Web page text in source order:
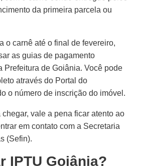
da primeira parcela ou
o carnê até o final de fevereiro,
as guias de pagamento
Prefeitura de Goiânia. Você pode
através do Portal do
o número de inscrição do imóvel.
vale a pena ficar atento ao
em contato com a Secretaria
(Sefin).
IPTU Goiânia?